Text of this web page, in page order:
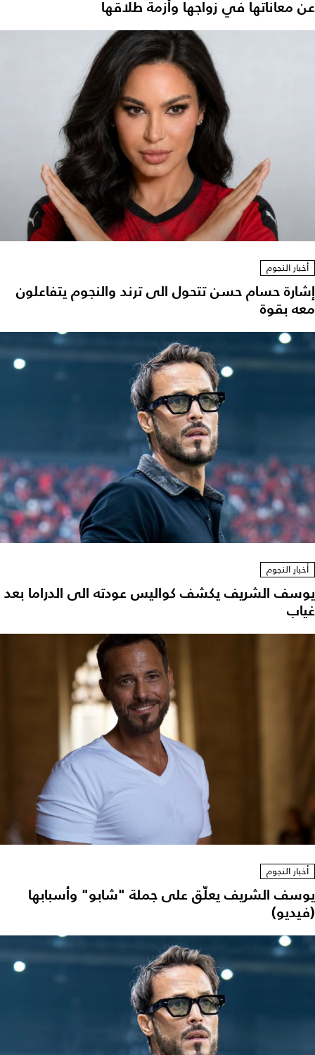
عن معاناتها في زواجها وأزمة طلاقها
أخبار النجوم
إشارة حسام حسن تتحول الى ترند والنجوم يتفاعلون
معه بقوة
أخبار النجوم
يوسف الشريف يكشف كواليس عودته الى الدراما بعد
غياب
أخبار النجوم
يوسف الشريف يعلّق على جملة "شابو" وأسبابها
(فيديو)